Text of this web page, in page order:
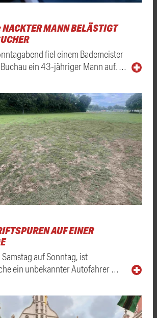
MANN BELÄSTIGT
fiel einem Bademeister
ein 43-jähriger Mann auf. …
AUF EINER
auf Sonntag, ist
ein unbekannter Autofahrer …